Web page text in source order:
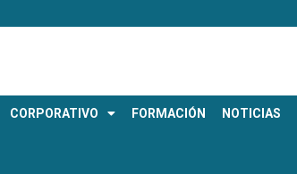
CORPORATIVO FORMACIÓN NOTICIAS